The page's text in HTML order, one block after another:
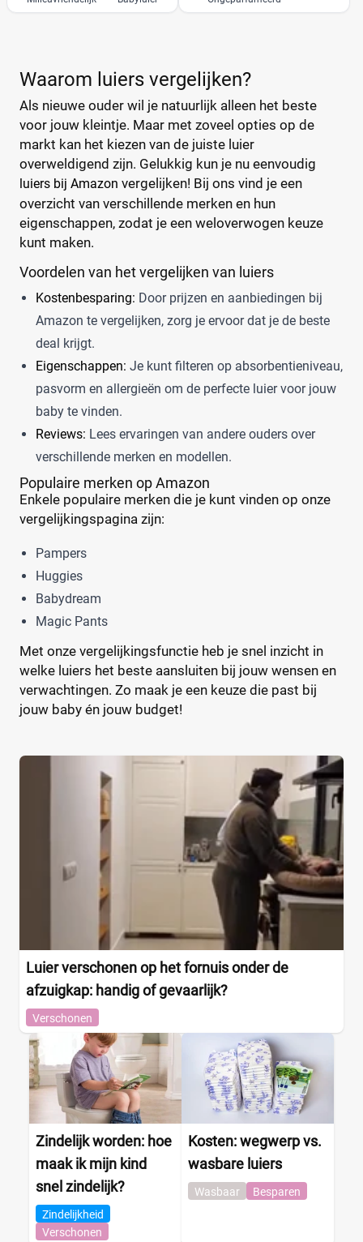
Waarom luiers vergelijken?
Als nieuwe ouder wil je natuurlijk alleen het beste
voor jouw kleintje. Maar met zoveel opties op de
markt kan het kiezen van de juiste luier
overweldigend zijn. Gelukkig kun je nu eenvoudig
luiers bij Amazon vergelijken! Bij ons vind je een
overzicht van verschillende merken en hun
eigenschappen, zodat je een weloverwogen keuze
kunt maken.
Voordelen van het vergelijken van luiers
Kostenbesparing: Door prijzen en aanbiedingen bij
Amazon te vergelijken, zorg je ervoor dat je de beste
deal krijgt.
Eigenschappen: Je kunt filteren op absorbentieniveau,
pasvorm en allergieën om de perfecte luier voor jouw
baby te vinden.
Reviews: Lees ervaringen van andere ouders over
verschillende merken en modellen.
Populaire merken op Amazon
Enkele populaire merken die je kunt vinden op onze
vergelijkingspagina zijn:
Pampers
Huggies
Babydream
Magic Pants
Met onze vergelijkingsfunctie heb je snel inzicht in
welke luiers het beste aansluiten bij jouw wensen en
verwachtingen. Zo maak je een keuze die past bij
jouw baby én jouw budget!
Luier verschonen op het fornuis onder de
afzuigkap: handig of gevaarlijk?
Verschonen
Zindelijk worden: hoe
maak ik mijn kind
snel zindelijk?
Zindelijkheid
Verschonen
Kosten: wegwerp vs.
wasbare luiers
Wasbaar Besparen